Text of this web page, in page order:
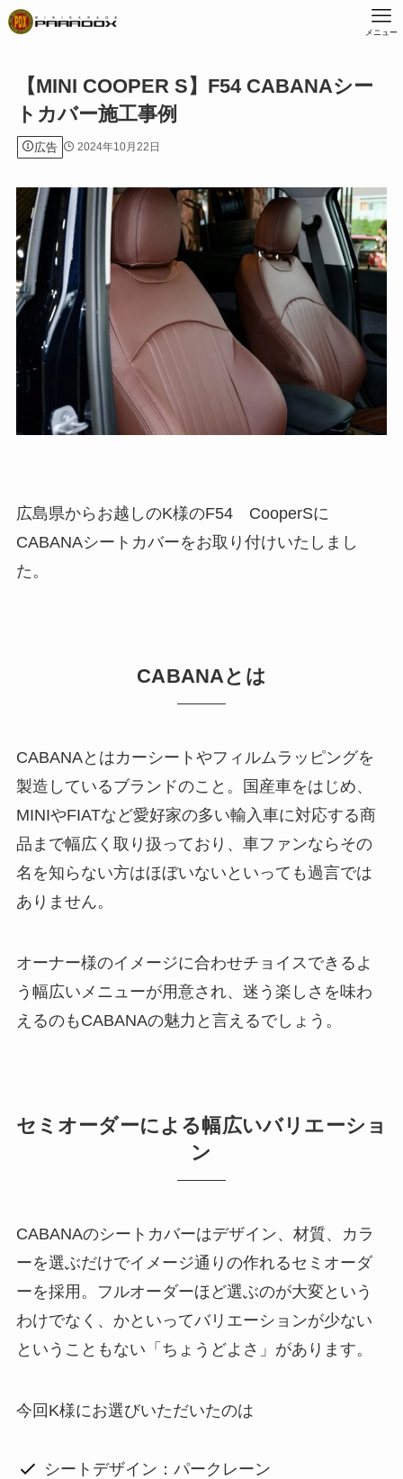
メニュー
【MINI COOPER S】F54 CABANAシー
トカバー施工事例
広告 2024年10月22日
広島県からお越しのK様のF54 CooperSに
CABANAシートカバーをお取り付けいたしまし
た。
CABANAとは
CABANAとはカーシートやフィルムラッピングを
製造しているブランドのこと。国産車をはじめ、
MINIやFIATなど愛好家の多い輸入車に対応する商
品まで幅広く取り扱っており、車ファンならその
名を知らない方はほぼいないといっても過言では
ありません。
オーナー様のイメージに合わせチョイスできるよ
う幅広いメニューが用意され、迷う楽しさを味わ
えるのもCABANAの魅力と言えるでしょう。
セミオーダーによる幅広いバリエーショ
ン
CABANAのシートカバーはデザイン、材質、カラ
ーを選ぶだけでイメージ通りの作れるセミオーダ
ーを採用。フルオーダーほど選ぶのが大変という
わけでなく、かといってバリエーションが少ない
ということもない「ちょうどよさ」があります。
今回K様にお選びいただいたのは
シートデザイン：パークレーン